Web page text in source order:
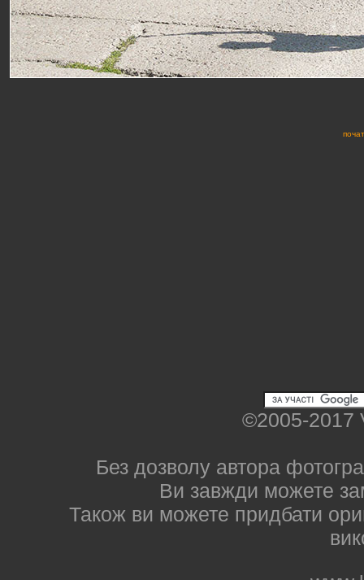
©2005-2017
Без дозволу автора
Ви завжди можете
Також ви можете придбати